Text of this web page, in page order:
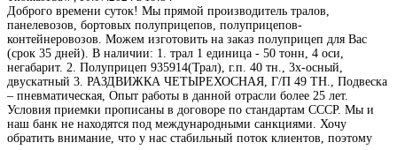
Доброго времени суток! Мы прямой производитель тралов,
панелевозов, бортовых полуприцепов, полуприцепов-
контейнеровозов. Можем изготовить на заказ полуприцеп для Вас
(срок 35 дней). В наличии: 1. трал 1 единица - 50 тонн, 4 оси,
негабарит. 2. Полуприцеп 935914(Трал), г.п. 40 тн., 3х-осный,
двускатный 3. РАЗДВИЖКА ЧЕТЫРЕХОСНАЯ, Г/П 49 ТН., Подвеска
– пневматическая, Опыт работы в данной отрасли более 25 лет.
Условия приемки прописаны в договоре по стандартам СССР. Мы и
наш банк не находятся под международными санкциями. Хочу
обратить внимание, что у нас стабильный поток клиентов, поэтому